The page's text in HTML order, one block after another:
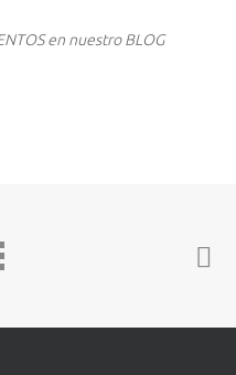
en nuestro BLOG